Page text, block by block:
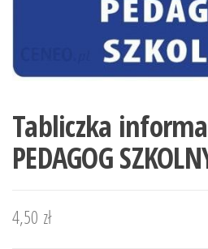
Tabliczka
PEDAGOG
4,50 zł